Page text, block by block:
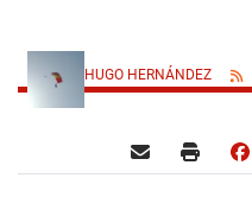
HUGO HERNÁNDEZ